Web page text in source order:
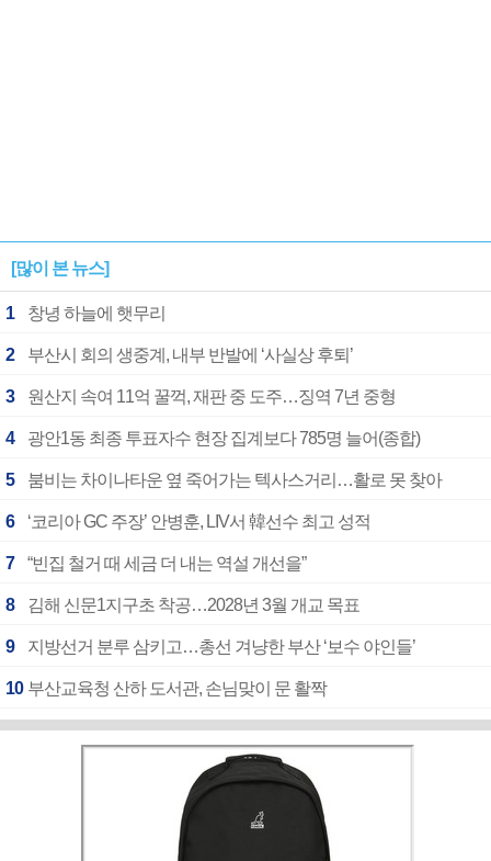
[많이 본 뉴스]
1 창녕 하늘에 햇무리
2 부산시 회의 생중계, 내부 반발에 ‘사실상 후퇴’
3 원산지 속여 11억 꿀꺽, 재판 중 도주…징역 7년 중형
4 광안1동 최종 투표자수 현장 집계보다 785명 늘어(종합)
5 붐비는 차이나타운 옆 죽어가는 텍사스거리…활로 못 찾아
6 ‘코리아 GC 주장’ 안병훈, LIV서 韓선수 최고 성적
7 “빈집 철거 때 세금 더 내는 역설 개선을”
8 김해 신문1지구초 착공…2028년 3월 개교 목표
9 지방선거 분루 삼키고…총선 겨냥한 부산 ‘보수 야인들’
10 부산교육청 산하 도서관, 손님맞이 문 활짝